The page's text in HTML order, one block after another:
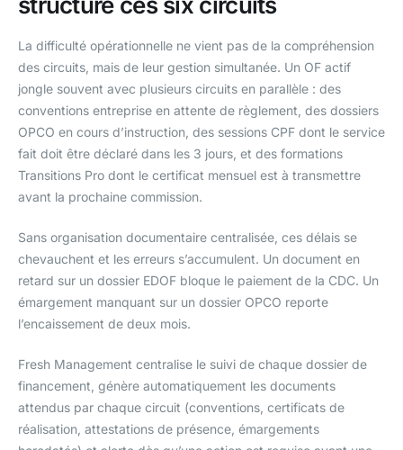
La difficulté opérationnelle ne vient pas de la compréhension
des circuits, mais de leur gestion simultanée. Un OF actif
jongle souvent avec plusieurs circuits en parallèle : des
conventions entreprise en attente de règlement, des dossiers
OPCO en cours d’instruction, des sessions CPF dont le service
fait doit être déclaré dans les 3 jours, et des formations
Transitions Pro dont le certificat mensuel est à transmettre
avant la prochaine commission.
Sans organisation documentaire centralisée, ces délais se
chevauchent et les erreurs s’accumulent. Un document en
retard sur un dossier EDOF bloque le paiement de la CDC. Un
émargement manquant sur un dossier OPCO reporte
l’encaissement de deux mois.
Fresh Management centralise le suivi de chaque dossier de
financement, génère automatiquement les documents
attendus par chaque circuit (conventions, certificats de
réalisation, attestations de présence, émargements